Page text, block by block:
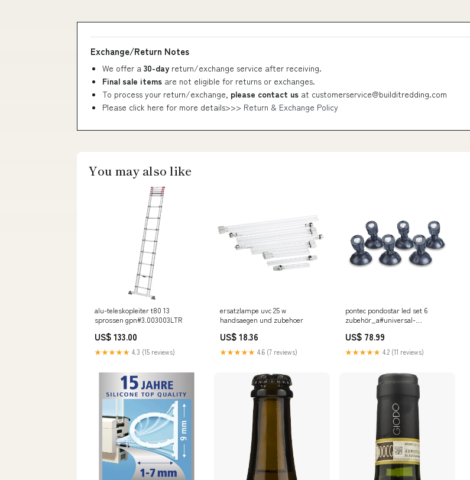
Exchange/Return Notes
We offer a 30-day return/exchange service after receiving.
Final sale items are not eligible for returns or exchanges.
To process your return/exchange, please contact us at customerservice@builditredding.com
Please click here for more details>>> Return & Exchange Policy
You may also like
alu-teleskopleiter t80 13
sprossen gpn#3.003003LTR
US$ 133.00
★★★★★ 4.3 (15 reviews)
ersatzlampe uvc 25 w
handsaegen und zubehoer
US$ 18.36
★★★★★ 4.6 (7 reviews)
pontec pondostar led set 6
zubehör_a#universal-
kraftstoffkanister
US$ 78.99
★★★★★ 4.2 (11 reviews)